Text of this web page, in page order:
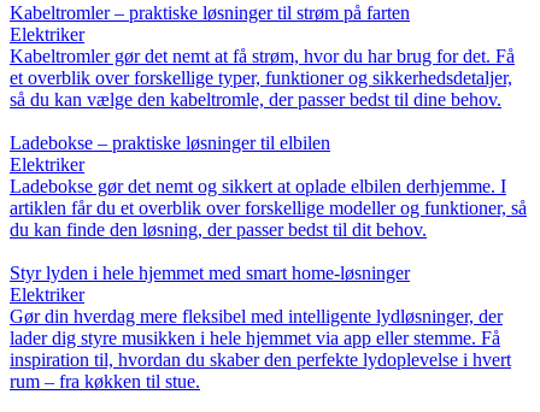
Kabeltromler – praktiske løsninger til strøm på farten
Elektriker
Kabeltromler gør det nemt at få strøm, hvor du har brug for det. Få
et overblik over forskellige typer, funktioner og sikkerhedsdetaljer,
så du kan vælge den kabeltromle, der passer bedst til dine behov.
Ladebokse – praktiske løsninger til elbilen
Elektriker
Ladebokse gør det nemt og sikkert at oplade elbilen derhjemme. I
artiklen får du et overblik over forskellige modeller og funktioner, så
du kan finde den løsning, der passer bedst til dit behov.
Styr lyden i hele hjemmet med smart home-løsninger
Elektriker
Gør din hverdag mere fleksibel med intelligente lydløsninger, der
lader dig styre musikken i hele hjemmet via app eller stemme. Få
inspiration til, hvordan du skaber den perfekte lydoplevelse i hvert
rum – fra køkken til stue.